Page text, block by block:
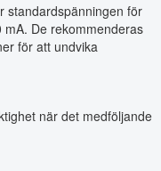
standardspänningen för
De rekommenderas
för att undvika
när det medföljande